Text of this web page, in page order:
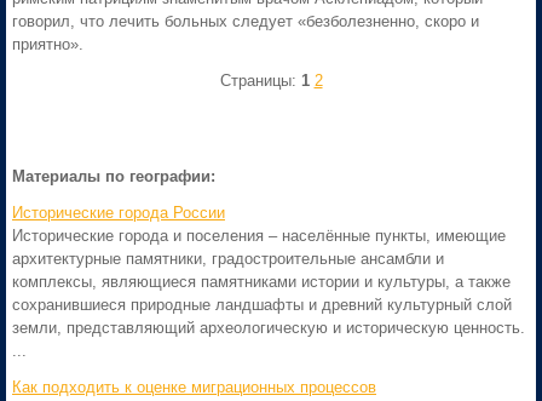
говорил, что лечить больных следует «безболезненно, скоро и
приятно».
Страницы: 1 2
Материалы по географии:
Исторические города России
Исторические города и поселения – населённые пункты, имеющие
архитектурные памятники, градостроительные ансамбли и
комплексы, являющиеся памятниками истории и культуры, а также
сохранившиеся природные ландшафты и древний культурный слой
земли, представляющий археологическую и историческую ценность.
...
Как подходить к оценке миграционных процессов